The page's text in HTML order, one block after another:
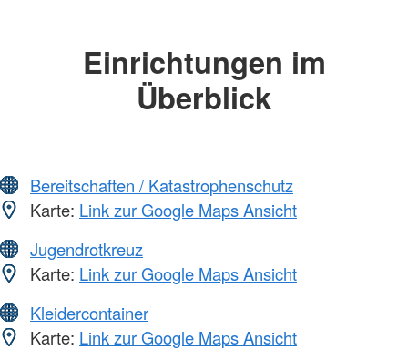
Einrichtungen im
Überblick
Bereitschaften / Katastrophenschutz
Karte: Link zur Google Maps Ansicht
Jugendrotkreuz
Karte: Link zur Google Maps Ansicht
Kleidercontainer
Karte: Link zur Google Maps Ansicht